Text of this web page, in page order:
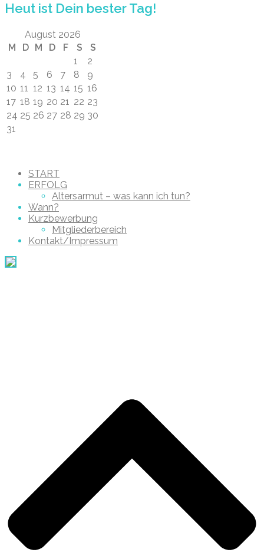
Heut ist Dein bester Tag!
August 2026
M
D M D F S
S
1
2
3
4 5 6 7 8
9
10 11 12 13 14 15 16
17 18 19 20 21 22 23
24 25 26 27 28 29 30
31
START
ERFOLG
Altersarmut – was kann ich tun?
Wann?
Kurzbewerbung
Mitgliederbereich
Kontakt/Impressum